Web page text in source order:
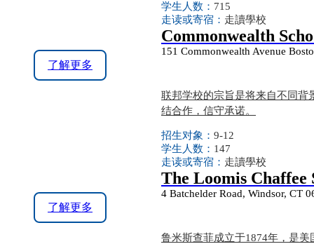
学生人数： 715
走读或寄宿： 走讀學校
了解更多
Commonwealth
151 Commonwealth Avenue
联邦学校的宗旨是将来自不同背
结合作，信守承诺。
招生对象： 9-12
学生人数： 147
走读或寄宿： 走讀學校
了解更多
The Loomis Chaffee
4 Batchelder Road, Windsor, CT
鲁米斯查菲成立于1874年，是